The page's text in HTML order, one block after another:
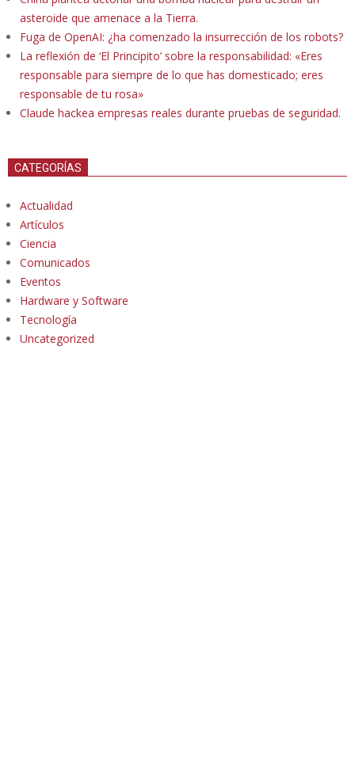
asteroide que amenace a la Tierra.
Fuga de OpenAI: ¿ha comenzado la insurrección de los robots?
La reflexión de ‘El Principito’ sobre la responsabilidad: «Eres
responsable para siempre de lo que has domesticado; eres
responsable de tu rosa»
Claude hackea empresas reales durante pruebas de seguridad.
CATEGORÍAS
Actualidad
Artículos
Ciencia
Comunicados
Eventos
Hardware y Software
Tecnología
Uncategorized